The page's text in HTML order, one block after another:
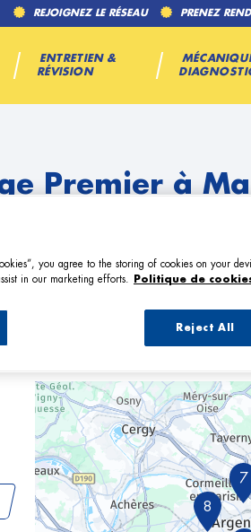
REJOIGNEZ LE RÉSEAU PRENEZ
ENTRETIEN &
RÉVISION
Premier à
Premier à
7
8
you agree to the storing of cookies on your
in our marketing efforts.
Politique de
Reject All